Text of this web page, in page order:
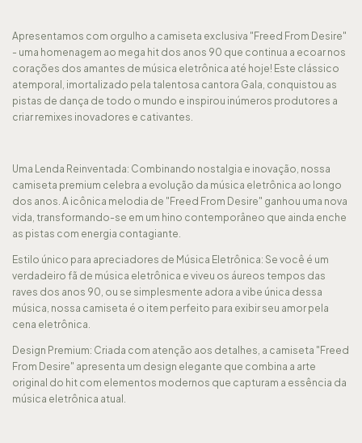
Apresentamos com orgulho a camiseta exclusiva "Freed From Desire"
- uma homenagem ao mega hit dos anos 90 que continua a ecoar nos
corações dos amantes de música eletrônica até hoje! Este clássico
atemporal, imortalizado pela talentosa cantora Gala, conquistou as
pistas de dança de todo o mundo e inspirou inúmeros produtores a
criar remixes inovadores e cativantes.
Uma Lenda Reinventada: Combinando nostalgia e inovação, nossa
camiseta premium celebra a evolução da música eletrônica ao longo
dos anos. A icônica melodia de "Freed From Desire" ganhou uma nova
vida, transformando-se em um hino contemporâneo que ainda enche
as pistas com energia contagiante.
Estilo único para apreciadores de Música Eletrônica: Se você é um
verdadeiro fã de música eletrônica e viveu os áureos tempos das
raves dos anos 90, ou se simplesmente adora a vibe única dessa
música, nossa camiseta é o item perfeito para exibir seu amor pela
cena eletrônica.
Design Premium: Criada com atenção aos detalhes, a camiseta "Freed
From Desire" apresenta um design elegante que combina a arte
original do hit com elementos modernos que capturam a essência da
música eletrônica atual.